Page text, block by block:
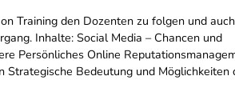
Training den Dozenten zu folgen und
Inhalte: Social Media – Chancen und
Persönliches Online
Strategische Bedeutung und Möglichkeiten